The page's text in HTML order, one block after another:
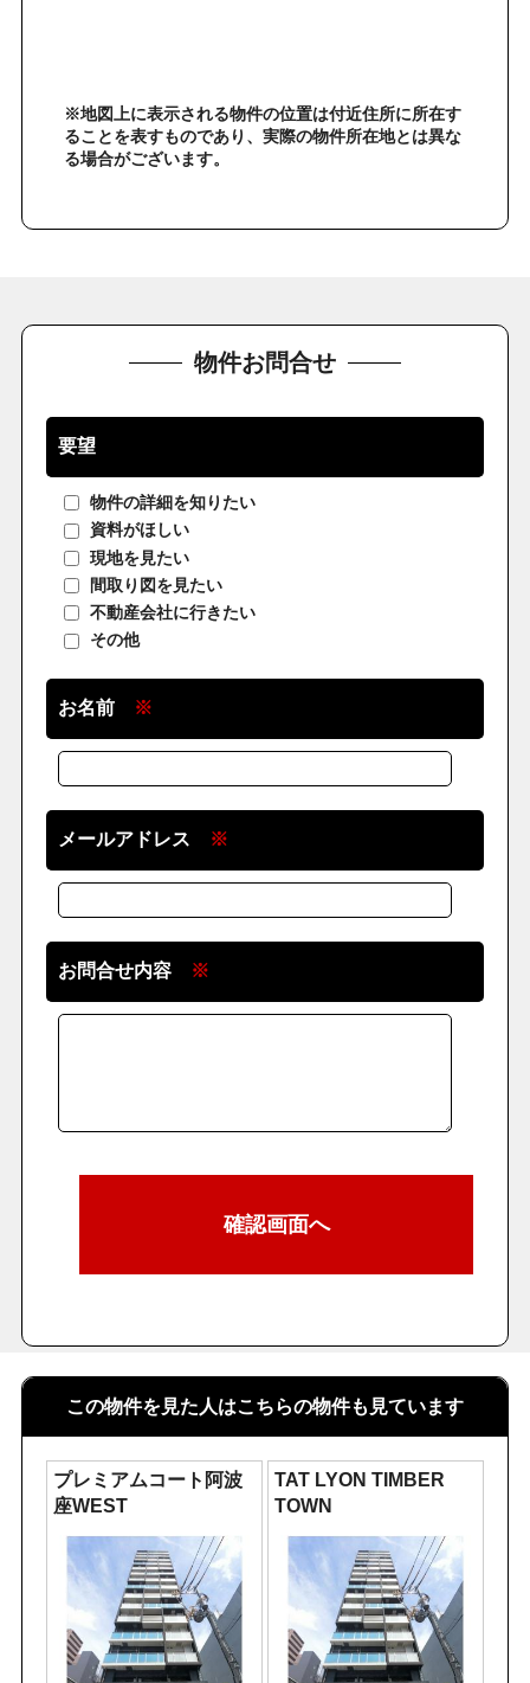
※地図上に表示される物件の位置は付近住所に所在す
ることを表すものであり、実際の物件所在地とは異な
る場合がございます。
物件お問合せ
要望
物件の詳細を知りたい
資料がほしい
現地を見たい
間取り図を見たい
不動産会社に行きたい
その他
お名前 ※
メールアドレス ※
お問合せ内容 ※
この物件を見た人はこちらの物件も見ています
プレミアムコート阿波
座WEST
TAT LYON TIMBER
TOWN